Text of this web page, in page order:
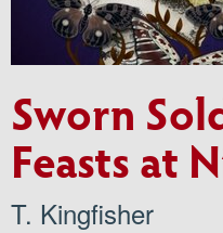
Sworn
Feasts at
T. Kingfisher